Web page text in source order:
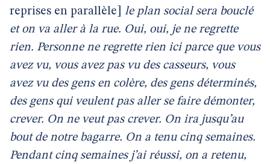
reprises en parallèle]
le plan social sera bouclé
et on va aller à la rue. Oui, oui, je ne regrette
rien. Personne ne regrette rien ici parce que vous
avez vu, vous avez pas vu des casseurs, vous
avez vu des gens en colère, des gens déterminés,
des gens qui veulent pas aller se faire démonter,
crever. On ne veut pas crever. On ira jusqu’au
bout de notre bagarre. On a tenu cinq semaines.
Pendant cinq semaines j’ai réussi, on a retenu,